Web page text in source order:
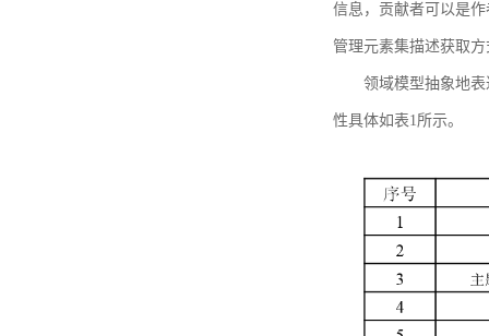
信息，贡献者可以是
管理元素集描述获取
领域模型抽象地
性具体如表1所示。